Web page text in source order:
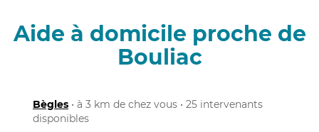
Aide à domicile proche de
Bouliac
Bègles • à 3 km de chez vous • 25 intervenants
disponibles